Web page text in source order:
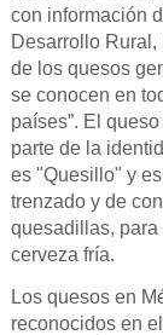
con información
Desarrollo
de los quesos
se conocen en
países”. El
parte de la
es "Quesillo" y
trenzado y de
quesadillas,
cerveza fría.
Los quesos en
reconocidos en